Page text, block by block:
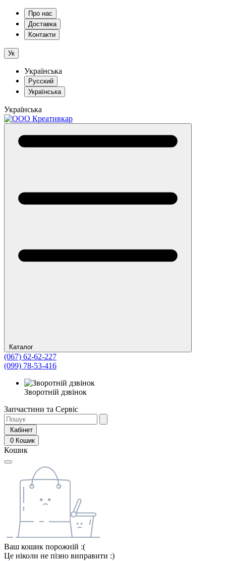
Про нас
Доставка
Контакти
Ук
Українська
Русский
Українська
Українська
Каталог
(067) 62-62-227
(099) 78-53-416
Зворотній дзвінок
Запчастини та Сервіс
Кабінет
0 Кошик
Кошик
Ваш кошик порожній :(
Це ніколи не пізно виправити :)